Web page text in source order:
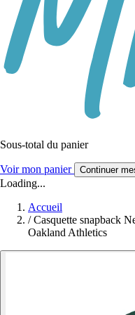
Sous-total du panier
Voir mon panier Continuer
Loading...
Accueil
/ Casquette snapback
Oakland Athletics